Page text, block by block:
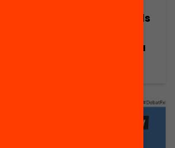
justa i equitativa els
com fer possible el
per fórmula a Catalunya